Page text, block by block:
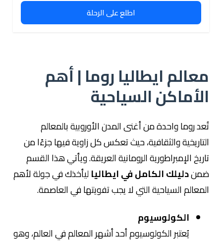
اطلع على الرحلة
معالم ايطاليا روما | أهم
الأماكن السياحية
تُعد روما واحدة من أغنى المدن الأوروبية بالمعالم
التاريخية والثقافية، حيث تعكس كل زاوية فيها جزءًا من
تاريخ الإمبراطورية الرومانية العريقة. ويأتي هذا القسم
ضمندليلك الكامل في ايطالياليأخذك في جولة لأهم
المعالم السياحية التي لا يجب تفويتها في العاصمة.
الكولوسيوم
يُعتبر الكولوسيوم أحد أشهر المعالم في العالم، وهو